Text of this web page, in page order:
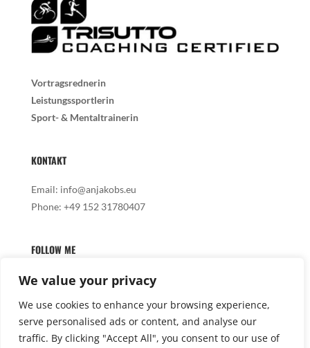
We value your privacy
We use cookies to enhance your browsing experience,
serve personalised ads or content, and analyse our
traffic. By clicking "Accept All", you consent to our use of
Vortragsrednerin
Leistungssportlerin
Sport- & Mentaltrainerin
KONTAKT
Email: info@anjakobs.eu
Phone: +49 152 31780407
FOLLOW ME
